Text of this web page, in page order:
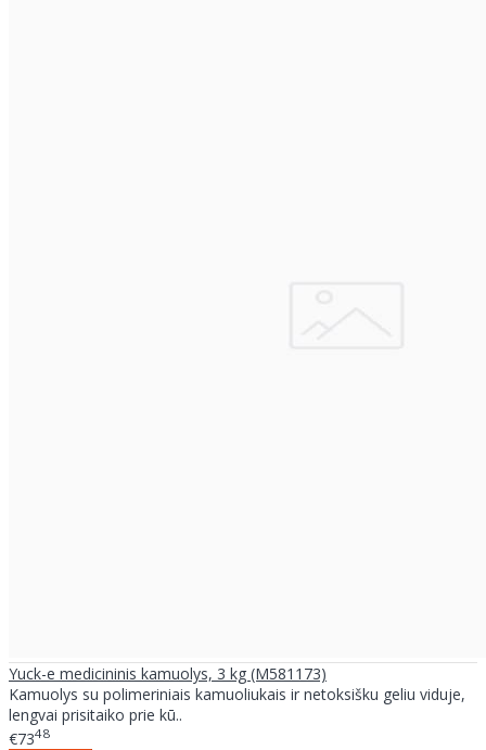
Yuck-e medicininis kamuolys, 3 kg (M581173)
Kamuolys su polimeriniais kamuoliukais ir netoksišku geliu viduje,
lengvai prisitaiko prie kū..
€7348